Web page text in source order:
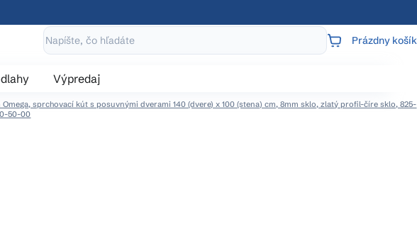
NÁKUPNÝ
Prázdny košík
Výpredaj
Omega, sprchovací kút s posuvnými dverami 140 (dvere) x 100 (stena) cm, 8mm sklo, zlatý profil-číre sklo, 825-
50-00